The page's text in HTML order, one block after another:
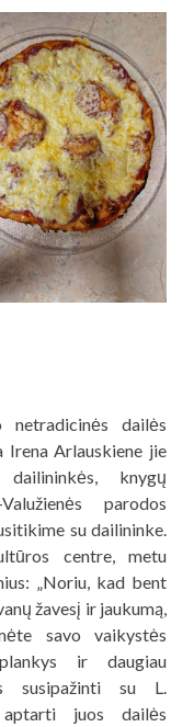
netradicinės dailės
Arlauskiene jie
knygų
parodos
su dailininke.
centre, metu
„Noriu, kad bent
žavesį ir jaukumą,
savo vaikystės
ir daugiau
susipažinti su L.
aptarti juos dailės